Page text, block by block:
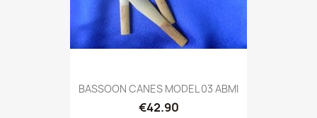
BASSOON CANES MODEL 03 ABMI
€42.90